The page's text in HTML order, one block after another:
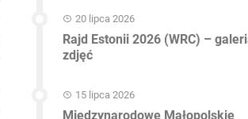
20 lipca 2026
Rajd Estonii 2026 (WRC) –
zdjęć
15 lipca 2026
Międzynarodowe Małopolskie